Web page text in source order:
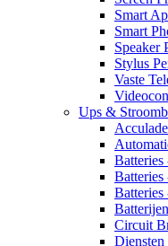
Smart
Smart
Speaker
Stylus
Vaste
Ups &
Batteries
Batteries
Batterijen
Circuit